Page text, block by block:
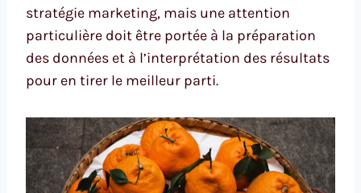
stratégie marketing, mais une attention
particulière doit être portée à la préparation
des données et à l’interprétation des résultats
pour en tirer le meilleur parti.